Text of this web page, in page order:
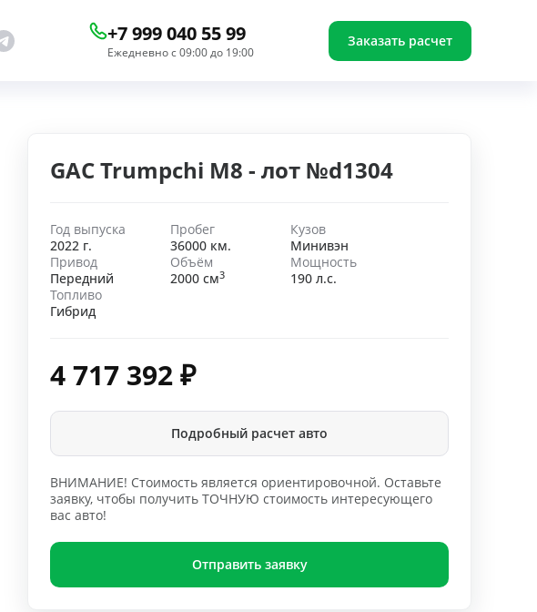
+7 999 040 55 99
Ежедневно с 09:00 до 19:00
Заказать расчет
GAC Trumpchi M8 - лот №d1304
Год выпуска
2022 г.
Пробег
36000 км.
Кузов
Минивэн
Привод
Передний
Объём
2000 см3
Мощность
190 л.с.
Топливо
Гибрид
4 717 392₽
Подробный расчет авто
ВНИМАНИЕ! Стоимость является ориентировочной. Оставьте
заявку, чтобы получить ТОЧНУЮ стоимость интересующего
вас авто!
Отправить заявку